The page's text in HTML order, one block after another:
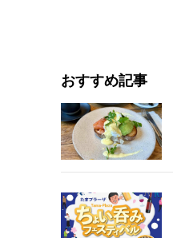
おすすめ記事